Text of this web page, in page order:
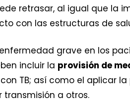
retrasar, al igual que la
con las estructuras de
grave en los
incluir la provisión de
TB; así como el aplicar
transmisión a otros.